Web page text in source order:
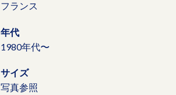
フランス
年代
1980年代〜
サイズ
写真参照